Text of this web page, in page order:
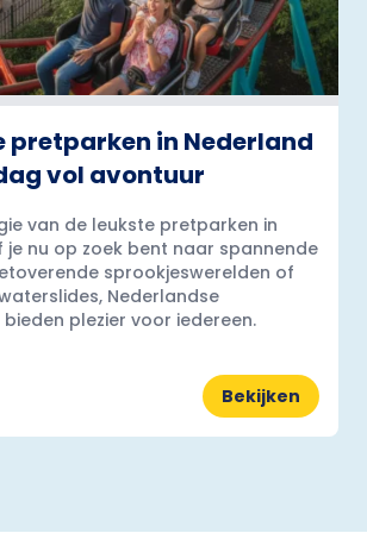
pretparken in Nederland
vol avontuur
van de leukste pretparken in
je nu op zoek bent naar spannende
sprookjeswerelden of
Nederlandse
plezier voor iedereen.
Bekijken